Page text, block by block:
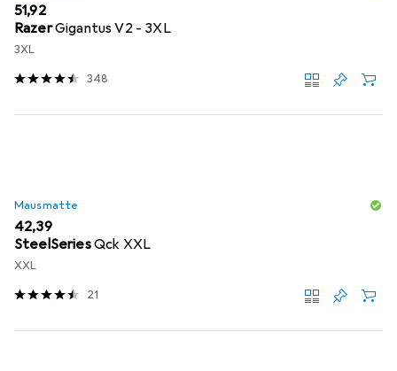
EUR
51,92
RazerGigantus V2 - 3XL
3XL
348
Mausmatte
EUR
42,39
SteelSeriesQck XXL
XXL
21